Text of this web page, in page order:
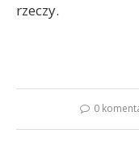
rzeczy.
0